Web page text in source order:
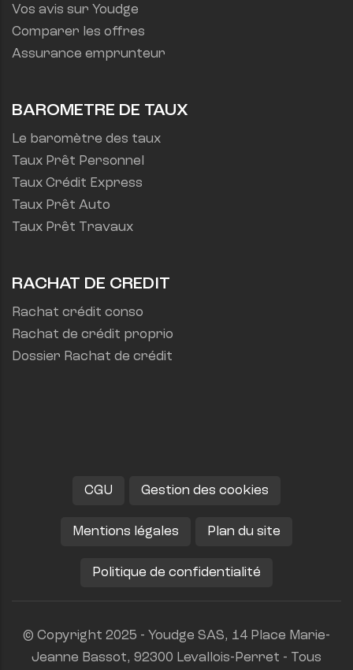
Vos avis sur Youdge
Comparer les offres
Assurance emprunteur
BAROMETRE DE TAUX
Le baromètre des taux
Taux Prêt Personnel
Taux Crédit Express
Taux Prêt Auto
Taux Prêt Travaux
RACHAT DE CREDIT
Rachat crédit conso
Rachat de crédit proprio
Dossier Rachat de crédit
CGU Gestion des cookies
Mentions légales Plan du site
Politique de confidentialité
© Copyright 2025 - Youdge SAS, 14 Place Marie-
Jeanne Bassot, 92300 Levallois-Perret - Tous